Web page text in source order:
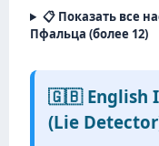
📋 Показать все
Пфальца (более 12)
🇬🇧 English
(Lie